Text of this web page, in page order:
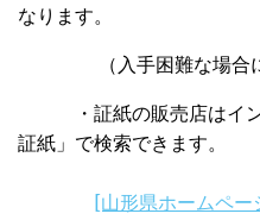
なります。
（入手困難な場合に
・証紙の販売店はイン
証紙」で検索できます。
[山形県ホームペー